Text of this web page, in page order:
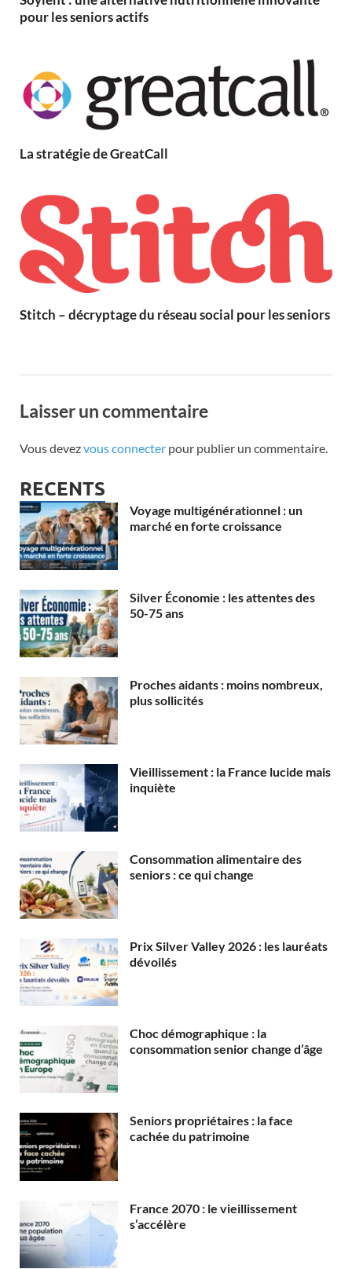
pour les seniors actifs
La stratégie de GreatCall
Stitch – décryptage du réseau social pour les seniors
Laisser un commentaire
Vous devezvous connecter pour publier un commentaire.
RECENTS
Voyage multigénérationnel : un
marché en forte croissance
Silver Économie : les attentes des
50-75 ans
Proches aidants : moins nombreux,
plus sollicités
Vieillissement : la France lucide mais
inquiète
Consommation alimentaire des
seniors : ce qui change
Prix Silver Valley 2026 : les lauréats
dévoilés
Choc démographique : la
consommation senior change d’âge
Seniors propriétaires : la face
cachée du patrimoine
France 2070 : le vieillissement
s’accélère